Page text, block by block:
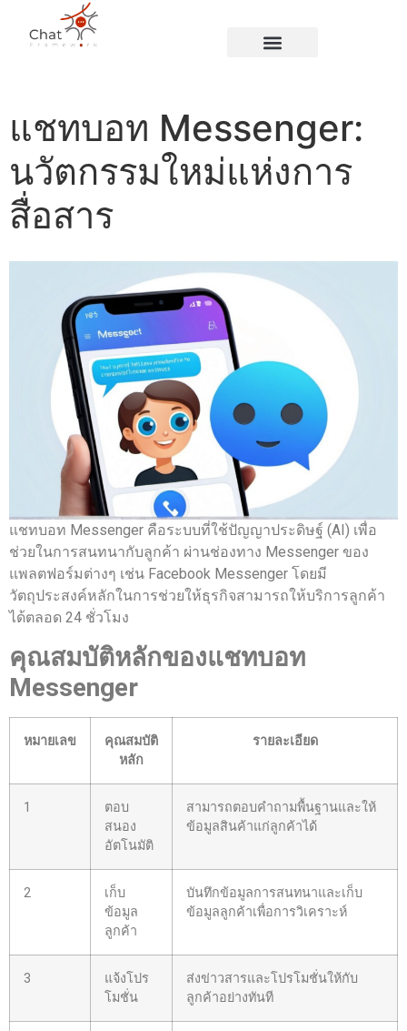
แชทบอท Messenger:
นวัตกรรมใหม่แห่งการ
สื่อสาร
แชทบอท Messenger คือระบบที่ใช้ปัญญาประดิษฐ์ (AI) เพื่อ
ช่วยในการสนทนากับลูกค้า ผ่านช่องทาง Messenger ของ
แพลตฟอร์มต่างๆ เช่น Facebook Messenger โดยมี
วัตถุประสงค์หลักในการช่วยให้ธุรกิจสามารถให้บริการลูกค้า
ได้ตลอด 24 ชั่วโมง
คุณสมบัติหลักของแชทบอท
Messenger
หมายเลข
คุณสมบัติ
หลัก
รายละเอียด
1
ตอบ
สนอง
อัตโนมัติ
สามารถตอบคำถามพื้นฐานและให้
ข้อมูลสินค้าแก่ลูกค้าได้
2
เก็บ
ข้อมูล
ลูกค้า
บันทึกข้อมูลการสนทนาและเก็บ
ข้อมูลลูกค้าเพื่อการวิเคราะห์
3
แจ้งโปร
โมชั่น
ส่งข่าวสารและโปรโมชั่นให้กับ
ลูกค้าอย่างทันที